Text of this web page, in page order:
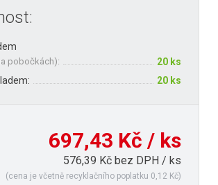
pobočkách):
20 ks
20 ks
697,43 Kč / ks
576,39 Kč bez DPH / ks
(cena je včetně recyklačního poplatku 0,12 Kč)